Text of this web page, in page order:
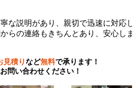
な説明があり、親切で迅速に対応し
らの連絡もきちんとあり、安心しま
見積りなど無料で承ります！
問い合わせください！